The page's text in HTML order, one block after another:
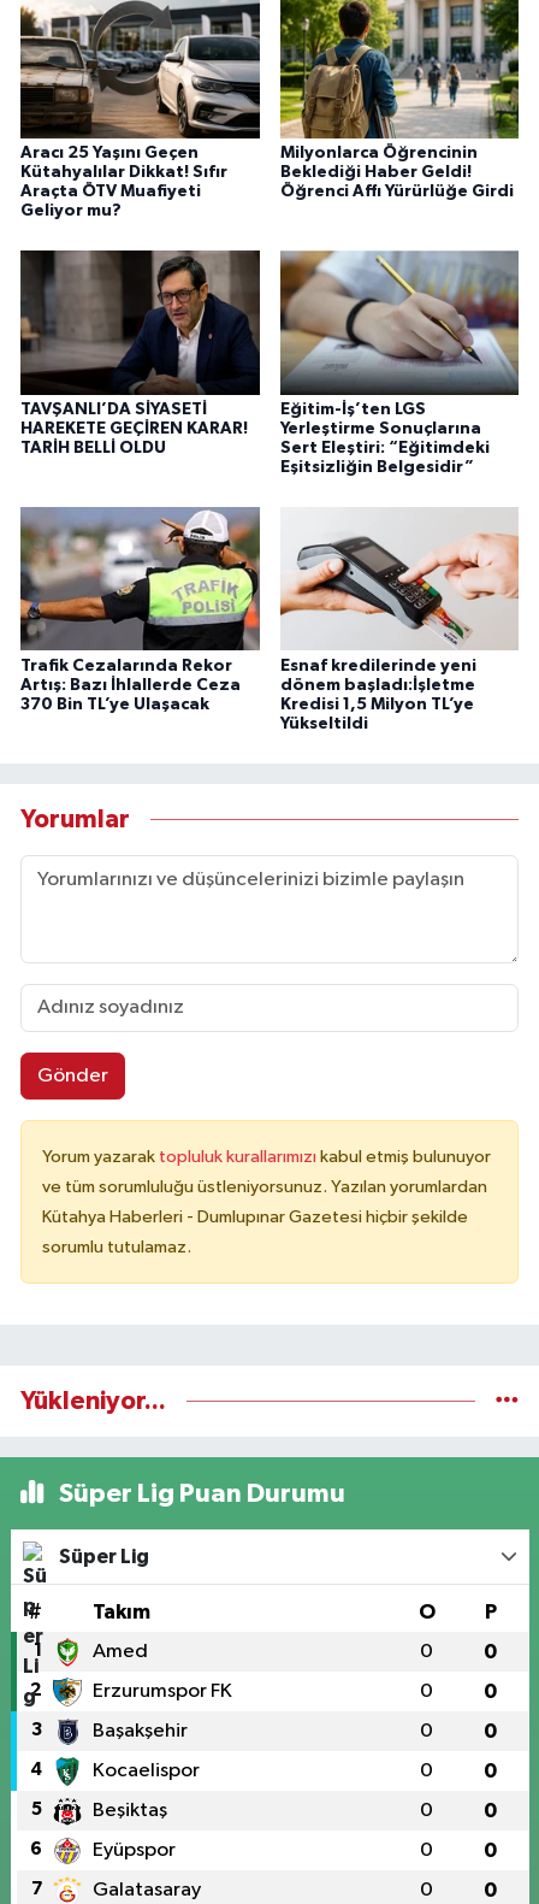
Aracı 25 Yaşını Geçen
Kütahyalılar Dikkat! Sıfır
Araçta ÖTV Muafiyeti
Geliyor mu?
Milyonlarca Öğrencinin
Beklediği Haber Geldi!
Öğrenci Affı Yürürlüğe Girdi
TAVŞANLI’DA SİYASETİ
HAREKETE GEÇİREN KARAR!
TARİH BELLİ OLDU
Eğitim-İş’ten LGS
Yerleştirme Sonuçlarına
Sert Eleştiri: “Eğitimdeki
Eşitsizliğin Belgesidir”
Trafik Cezalarında Rekor
Artış: Bazı İhlallerde Ceza
370 Bin TL’ye Ulaşacak
Esnaf kredilerinde yeni
dönem başladı:İşletme
Kredisi 1,5 Milyon TL’ye
Yükseltildi
Yorumlar
Gönder
Yorum yazarak topluluk kurallarımızı kabul etmiş bulunuyor
ve tüm sorumluluğu üstleniyorsunuz. Yazılan yorumlardan
Kütahya Haberleri - Dumlupınar Gazetesi hiçbir şekilde
sorumlu tutulamaz.
Yükleniyor...
Süper Lig Puan Durumu
Süper Lig
# Takım O P
1 Amed 0 0
2 Erzurumspor FK 0 0
3 Başakşehir 0 0
4 Kocaelispor 0 0
5 Beşiktaş 0 0
6 Eyüpspor 0 0
7 Galatasaray 0 0